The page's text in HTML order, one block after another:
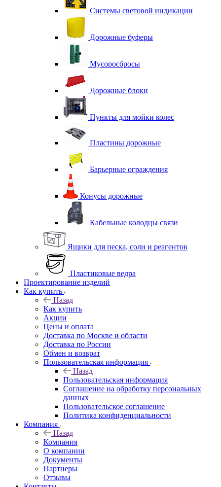
Системы световой индикации
Дорожные буферы
Мусоросбросы
Дорожные блоки
Пункты для мойки колес
Пластины дорожные
Барьерные ограждения
Конусы дорожные
Кабельные колодцы связи
Ящики для песка, соли и реагентов
Пластиковые ведра
Проектирование изделий
Как купить
Назад
Как купить
Акции
Цены и оплата
Доставка по Москве и области
Доставка по России
Обмен и возврат
Пользовательская информация
Назад
Пользовательская информация
Соглашение на обработку персональных
данных
Пользовательское соглашение
Политика конфиденциальности
Компания
Назад
Компания
О компании
Документы
Партнеры
Отзывы